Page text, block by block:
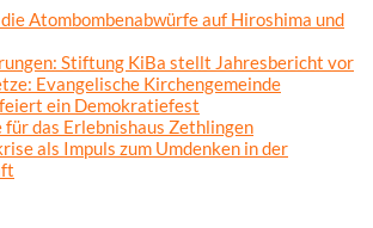
Atombombenabwürfe auf Hiroshima und
Stiftung KiBa stellt Jahresbericht vor
Evangelische Kirchengemeinde
ein Demokratiefest
für das Erlebnishaus Zethlingen
als Impuls zum Umdenken in der